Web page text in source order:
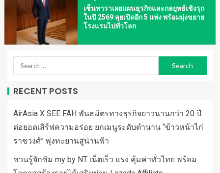
เซ็นทาราเผยแผนธุรกิจและกลยุทธ์เชิงรุก
ในปี 2569 ลุยเปิดอีก 5 แห่ง พร้อมมุ่งขยาย
โรงแรมไปทั่วโลก
RECENT POSTS
AirAsia X SEE FAH พันธมิตรทางธุรกิจยาวนานกว่า 20 ปี
ต่อยอดเสิร์ฟความอร่อย ยกเมนูระดับตำนาน “ข้าวหน้าไก่
ราชวงศ์” พุ่งทะยานสู่น่านฟ้า
ชวนรู้จักซิม my by NT เน็ตเร็ว แรง คุ้มค่าทั่วไทย พร้อม